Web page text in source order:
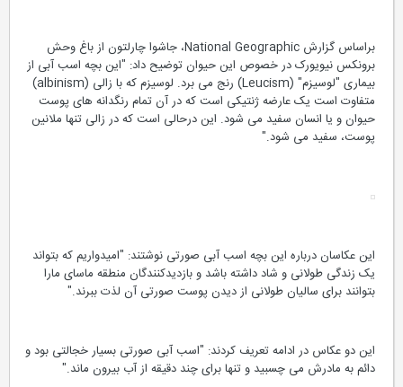
براساس گزارش National Geographic، جاشوا چارلتون از باغ وحش
برونکس نیویورک در خصوص این حیوان توضیح داد: "این بچه اسب آبی از
بیماری "لوسیزم" (Leucism) رنج می برد. لوسیزم که با زالی (albinism)
متفاوت است یک عارضه ژنتیکی است که در آن تمام رنگدانه های پوست
حیوان و یا انسان سفید می شود. این درحالی است که در زالی تنها ملانین
پوست، سفید می شود."
این عکاسان درباره این بچه اسب آبی صورتی نوشتند: "امیدواریم که بتواند
یک زندگی طولانی و شاد داشته باشد و بازدیدکنندگان منطقه ماسای مارا
بتوانند برای سالیان طولانی از دیدن پوست صورتی آن لذت ببرند."
این دو عکاس در ادامه تعریف کردند: "اسب آبی صورتی بسیار خجالتی بود و
دائم به مادرش می چسبید و تنها برای چند دقیقه از آب بیرون ماند."